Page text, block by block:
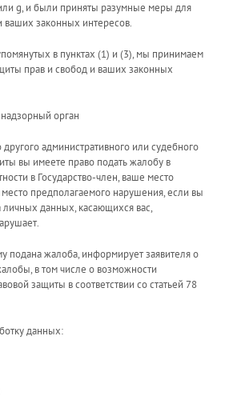
или g, и были приняты разумные меры для
ваших законных интересов.
в пунктах (1) и (3), мы принимаем
прав и свобод и ваших законных
орган
административного или судебного
вы имеете право подать жалобу в
в Государство-член, ваше место
место предполагаемого нарушения, если вы
личных данных, касающихся вас,
подана жалоба, информирует заявителя о
в том числе о возможности
защиты в соответствии со статьей 78
данных: